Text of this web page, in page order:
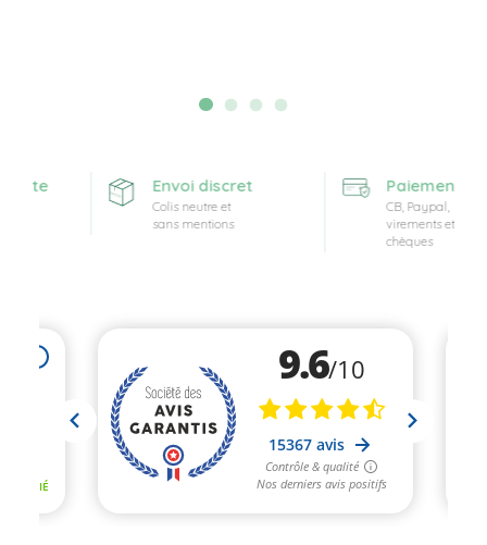
Envoi discret
Colis neutre et
sans mentions
Paiement
CB, Paypal,
virements et
chèques